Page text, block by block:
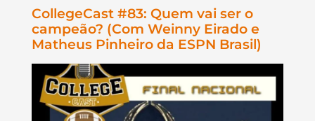
CollegeCast #83: Quem vai ser o
campeão? (Com Weinny Eirado e
Matheus Pinheiro da ESPN Brasil)